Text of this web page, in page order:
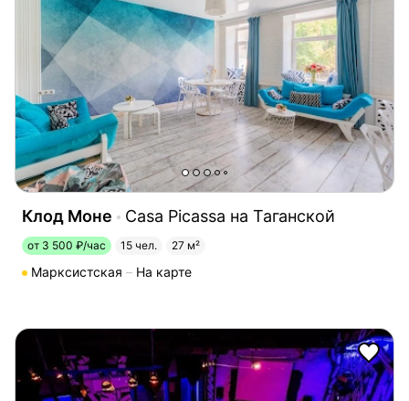
Клод Моне Casa Picassa на Таганской
от 3 500 ₽/час 15 чел. 27 м²
Марксистская На карте